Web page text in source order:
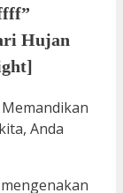
Hujan
Anda